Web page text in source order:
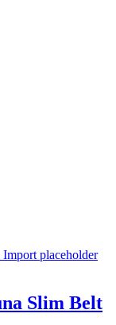
Slim Belt